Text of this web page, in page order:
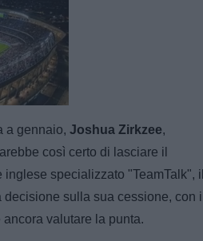
a gennaio, Joshua Zirkzee,
così certo di lasciare il
specializzato "TeamTalk", il
sulla sua cessione, con il
ancora valutare la punta.